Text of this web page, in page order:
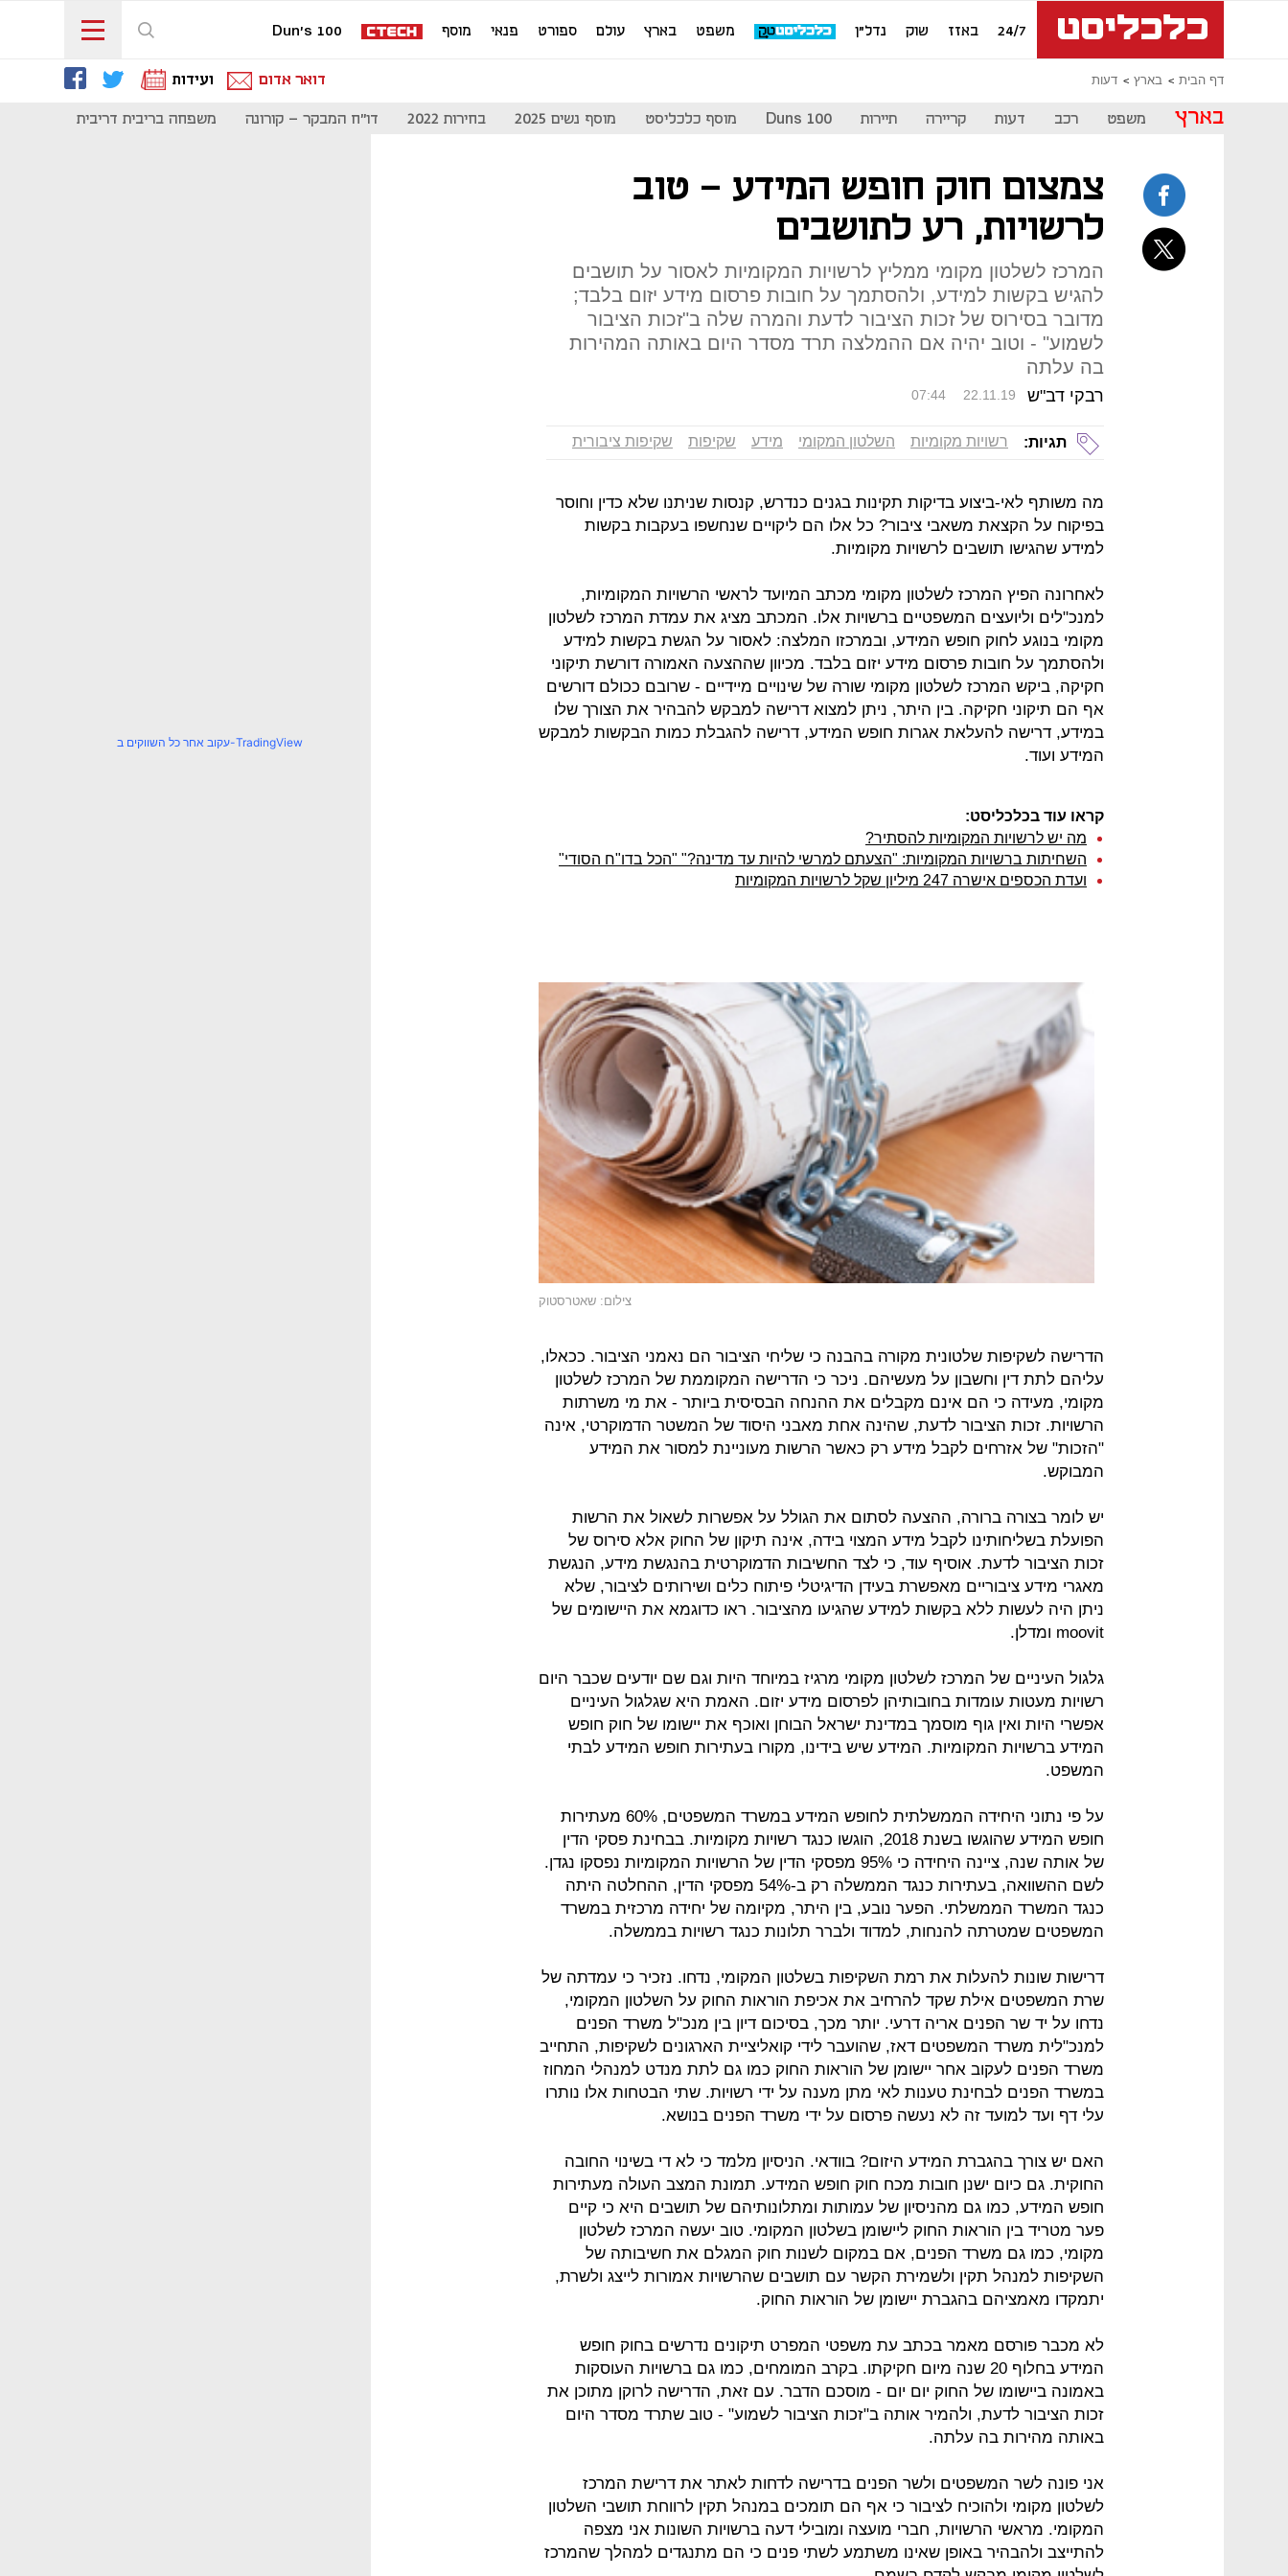
24/7 באזז שוק נדל"ן משפט בארץ עולם ספורט פנאי מוסף Dun's 100
דף הבית בארץ דעות דואר אדום ועידות
בארץ משפט רכב דעות קריירה תיירות Duns 100 מוסף כלכליסט מוסף נשים 2025 בחירות 2022 דו"ח המבקר - קורונה משפחה בריבית דריבית
צמצום חוק חופש המידע - טוב
לרשויות, רע לתושבים
המרכז לשלטון מקומי ממליץ לרשויות המקומיות לאסור על תושבים
להגיש בקשות למידע, ולהסתמך על חובות פרסום מידע יזום בלבד;
מדובר בסירוס של זכות הציבור לדעת והמרה שלה ב"זכות הציבור
לשמוע" - וטוב יהיה אם ההמלצה תרד מסדר היום באותה המהירות
בה עלתה
רבקי דב"ש 07:44 22.11.19
תגיות: רשויות מקומיות השלטון המקומי מידע שקיפות שקיפות ציבורית
מה משותף לאי-ביצוע בדיקות תקינות בגנים כנדרש, קנסות שניתנו שלא כדין וחוסר
בפיקוח על הקצאת משאבי ציבור? כל אלו הם ליקויים שנחשפו בעקבות בקשות
למידע שהגישו תושבים לרשויות מקומיות.
לאחרונה הפיץ המרכז לשלטון מקומי מכתב המיועד לראשי הרשויות המקומיות,
למנכ"לים וליועצים המשפטיים ברשויות אלו. המכתב מציג את עמדת המרכז לשלטון
מקומי בנוגע לחוק חופש המידע, ובמרכזו המלצה: לאסור על הגשת בקשות למידע
ולהסתמך על חובות פרסום מידע יזום בלבד. מכיוון שההצעה האמורה דורשת תיקוני
חקיקה, ביקש המרכז לשלטון מקומי שורה של שינויים מיידיים - שרובם ככולם דורשים
אף הם תיקוני חקיקה. בין היתר, ניתן למצוא דרישה למבקש להבהיר את הצורך שלו
במידע, דרישה להעלאת אגרות חופש המידע, דרישה להגבלת כמות הבקשות למבקש
המידע ועוד.
קראו עוד בכלכליסט:
מה יש לרשויות המקומיות להסתיר?
השחיתות ברשויות המקומיות: "הצעתם למרשי להיות עד מדינה?" "הכל בדו"ח הסודי"
ועדת הכספים אישרה 247 מיליון שקל לרשויות המקומיות
צילום: שאטרסטוק
הדרישה לשקיפות שלטונית מקורה בהבנה כי שליחי הציבור הם נאמני הציבור. ככאלו,
עליהם לתת דין וחשבון על מעשיהם. ניכר כי הדרישה המקוממת של המרכז לשלטון
מקומי, מעידה כי הם אינם מקבלים את ההנחה הבסיסית ביותר - את מי משרתות
הרשויות. זכות הציבור לדעת, שהינה אחת מאבני היסוד של המשטר הדמוקרטי, אינה
"הזכות" של אזרחים לקבל מידע רק כאשר הרשות מעוניינת למסור את המידע
המבוקש.
יש לומר בצורה ברורה, ההצעה לסתום את הגולל על אפשרות לשאול את הרשות
הפועלת בשליחותינו לקבל מידע המצוי בידה, אינה תיקון של החוק אלא סירוס של
זכות הציבור לדעת. אוסיף עוד, כי לצד החשיבות הדמוקרטית בהנגשת מידע, הנגשת
מאגרי מידע ציבוריים מאפשרת בעידן הדיגיטלי פיתוח כלים ושירותים לציבור, שלא
ניתן היה לעשות ללא בקשות למידע שהגיעו מהציבור. ראו כדוגמא את היישומים של
moovit ומדלן.
גלגול העיניים של המרכז לשלטון מקומי מרגיז במיוחד היות וגם שם יודעים שכבר היום
רשויות מעטות עומדות בחובותיהן לפרסום מידע יזום. האמת היא שגלגול העיניים
אפשרי היות ואין גוף מוסמך במדינת ישראל הבוחן ואוכף את יישומו של חוק חופש
המידע ברשויות המקומיות. המידע שיש בידינו, מקורו בעתירות חופש המידע לבתי
המשפט.
על פי נתוני היחידה הממשלתית לחופש המידע במשרד המשפטים, 60% מעתירות
חופש המידע שהוגשו בשנת 2018, הוגשו כנגד רשויות מקומיות. בבחינת פסקי הדין
של אותה שנה, ציינה היחידה כי 95% מפסקי הדין של הרשויות המקומיות נפסקו נגדן.
לשם ההשוואה, בעתירות כנגד הממשלה רק ב-54% מפסקי הדין, ההחלטה היתה
כנגד המשרד הממשלתי. הפער נובע, בין היתר, מקיומה של יחידה מרכזית במשרד
המשפטים שמטרתה להנחות, למדוד ולברר תלונות כנגד רשויות בממשלה.
דרישות שונות להעלות את רמת השקיפות בשלטון המקומי, נדחו. נזכיר כי עמדתה של
שרת המשפטים אילת שקד להרחיב את אכיפת הוראות החוק על השלטון המקומי,
נדחו על יד שר הפנים אריה דרעי. יותר מכך, בסיכום דיון בין מנכ"ל משרד הפנים
למנכ"לית משרד המשפטים דאז, שהועבר לידי קואליציית הארגונים לשקיפות, התחייב
משרד הפנים לעקוב אחר יישומן של הוראות החוק כמו גם לתת מנדט למנהלי המחוז
במשרד הפנים לבחינת טענות לאי מתן מענה על ידי רשויות. שתי הבטחות אלו נותרו
עלי דף ועד למועד זה לא נעשה פרסום על ידי משרד הפנים בנושא.
האם יש צורך בהגברת המידע היזום? בוודאי. הניסיון מלמד כי לא די בשינוי החובה
החוקית. גם כיום ישנן חובות מכח חוק חופש המידע. תמונת המצב העולה מעתירות
חופש המידע, כמו גם מהניסיון של עמותות ומתלונותיהם של תושבים היא כי קיים
פער מטריד בין הוראות החוק ליישומן בשלטון המקומי. טוב יעשה המרכז לשלטון
מקומי, כמו גם משרד הפנים, אם במקום לשנות חוק המגלם את חשיבותה של
השקיפות למנהל תקין ולשמירת הקשר עם תושבים שהרשויות אמורות לייצג ולשרת,
יתמקדו מאמציהם בהגברת יישומן של הוראות החוק.
לא מכבר פורסם מאמר בכתב עת משפטי המפרט תיקונים נדרשים בחוק חופש
המידע בחלוף 20 שנה מיום חקיקתו. בקרב המומחים, כמו גם ברשויות העוסקות
באמונה ביישומו של החוק יום יום - מוסכם הדבר. עם זאת, הדרישה לרוקן מתוכן את
זכות הציבור לדעת, ולהמיר אותה ב"זכות הציבור לשמוע" - טוב שתרד מסדר היום
באותה מהירות בה עלתה.
אני פונה לשר המשפטים ולשר הפנים בדרישה לדחות לאתר את דרישת המרכז
לשלטון מקומי ולהוכיח לציבור כי אף הם תומכים במנהל תקין לרווחת תושבי השלטון
המקומי. מראשי הרשויות, חברי מועצה ומובילי דעה ברשויות השונות אני מצפה
להתייצב ולהבהיר באופן שאינו משתמע לשתי פנים כי הם מתנגדים למהלך שהמרכז
עקוב אחר כל השווקים ב-TradingView